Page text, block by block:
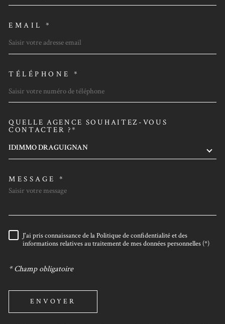
EMAIL *
TÉLÉPHONE *
QUELLE AGENCE SOUHAITEZ-VOUS
CONTACTER ?*
IDIMMO DRAGUIGNAN
MESSAGE *
RÈGLEMENTATION
J'ai pris connaissance de la Politique de confidentialité et des
informations relatives au traitement de mes données personnelles (*)
* Champ obligatoire
ENVOYER